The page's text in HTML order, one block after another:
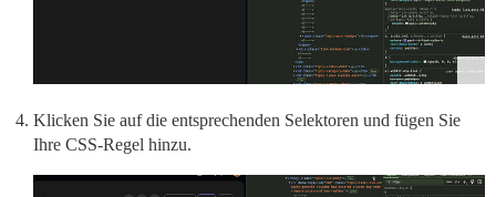
Klicken Sie auf die entsprechenden Selektoren und fügen Sie
Ihre CSS-Regel hinzu.